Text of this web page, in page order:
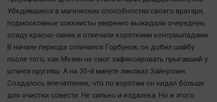
Медиаграмотность
Новости компаний
Прогулки по городу Ч
Спецпроект
Статистика
Убедившиеся в магических способностях своего вратаря,
подмосковные хоккеисты уверенно выжидали очередную
осаду красно-синих и отвечали короткими контрвыпадами.
В начале периода отличился Горбунов, он добил шайбу
после того, как Мезин не смог зафиксировать прыгавший у
штанги кругляш. А на 30-й минуте ликовал Зайнуллин.
Создалось впечатление, что по воротам он кидал больше
для очистки совести. Не сильно и издалека. Но и этого